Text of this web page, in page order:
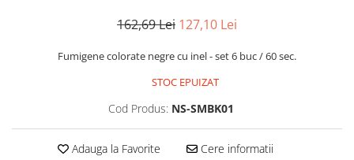
162,69 Lei 127,10 Lei
Fumigene colorate negre cu inel - set 6 buc / 60 sec.
STOC EPUIZAT
Cod Produs: NS-SMBK01
Adauga la Favorite Cere informatii